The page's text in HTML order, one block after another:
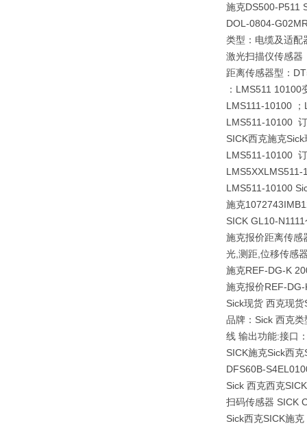
施克DS500-P511
DOL-0804-
类型：电缆及适配
激光扫描仪传感
距离传感器型：
：LMS511 10100
LMS111-10100
LMS511-10100
SICK西克施克
LMS511-10100
LMS511-10100
施克1072743
SICK GL10-
施克报价距离传感
光,测距,位移传感
施克REF-DG-K
施克报价REF-
Sick现货 西克现
品牌：Sick 西克
线 输出功能:接口
SICK施克Sick西
DFS60B-
Sick 西克西克
扫码传感器 SICK
Sick西克SICK施克